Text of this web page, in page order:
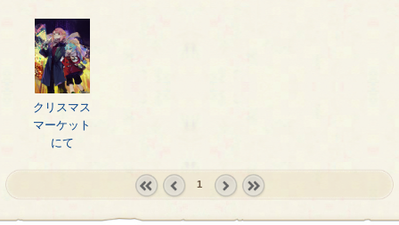
クリスマス
マーケット
にて
1